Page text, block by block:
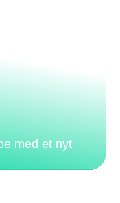
med et nyt